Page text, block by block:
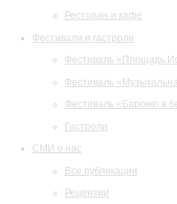
Ресторан и кафе
Фестивали и гастроли
Фестиваль «Площадь
Фестиваль
Фестиваль «Барокко в
Гастроли
СМИ о нас
Все публикации
Рецензии